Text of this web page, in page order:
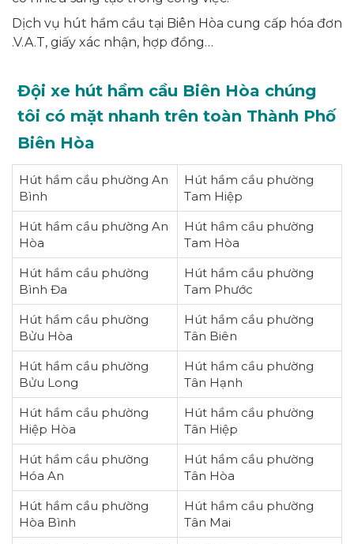
Dịch vụ hút hầm cầu tại Biên Hòa cung cấp hóa đơn
.V.A.T, giấy xác nhận, hợp đồng…
Đội xe hút hầm cầu Biên Hòa chúng
tôi có mặt nhanh trên toàn Thành Phố
Biên Hòa
Hút hầm cầu phường An
Bình
Hút hầm cầu phường
Tam Hiệp
Hút hầm cầu phường An
Hòa
Hút hầm cầu phường
Tam Hòa
Hút hầm cầu phường
Bình Đa
Hút hầm cầu phường
Tam Phước
Hút hầm cầu phường
Bửu Hòa
Hút hầm cầu phường
Tân Biên
Hút hầm cầu phường
Bửu Long
Hút hầm cầu phường
Tân Hạnh
Hút hầm cầu phường
Hiệp Hòa
Hút hầm cầu phường
Tân Hiệp
Hút hầm cầu phường
Hóa An
Hút hầm cầu phường
Tân Hòa
Hút hầm cầu phường
Hòa Bình
Hút hầm cầu phường
Tân Mai